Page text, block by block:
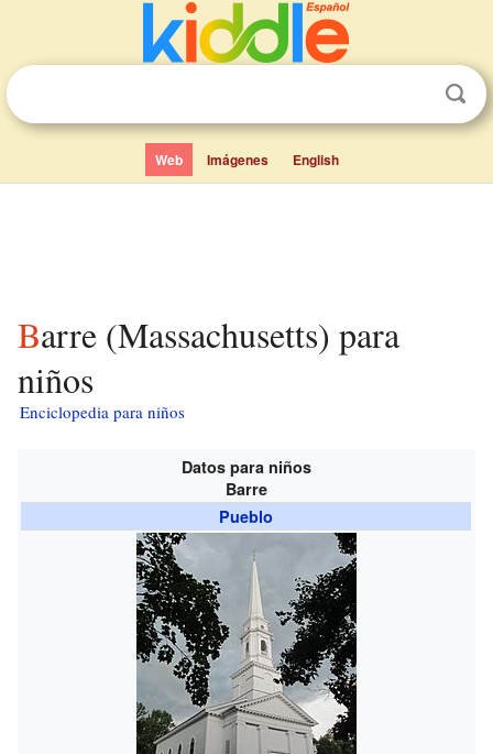
Web Imágenes English
Barre (Massachusetts) para
niños
Enciclopedia para niños
Datos para niños
Barre
Pueblo